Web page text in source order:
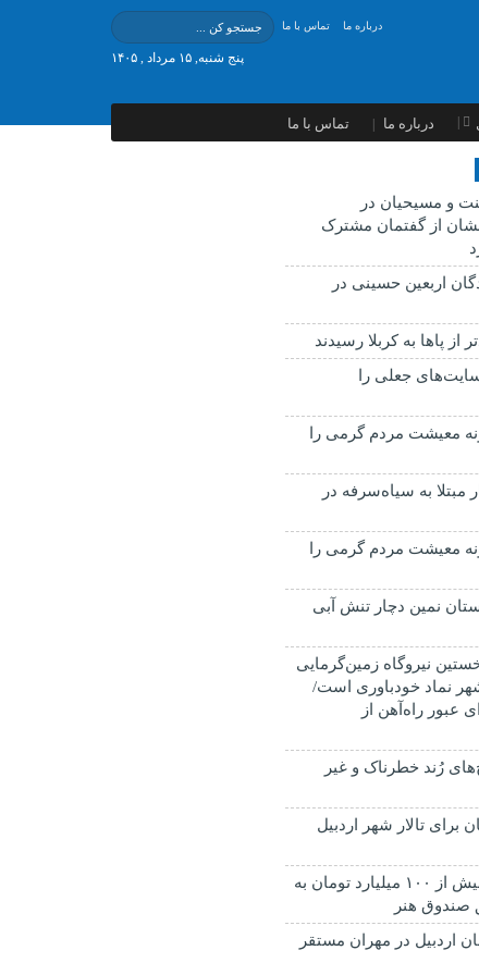
تماس با ما درباره ما
پنج شنبه, ۱۵ مرداد , ۱۴۰۵
درباره ما تماس با ما
و مسیحیان در
نشان از گفتمان مشترک
اربعین حسینی در
از پاها به کربلا رسیدند
جعلی را
معیشت مردم گرمی را
۷ بیمار مبتلا به سیاه‌سرفه در
معیشت مردم گرمی را
نمین دچار تنش آبی
نیروگاه زمین‌گرمایی
نماد خودباوری است/
عبور راه‌آهن از
رُند خطرناک و غیر
برای تالار شهر اردبیل
پرداخت ماهانه بیش از ۱۰۰ میلیارد تومان به
صندوق هنر
درمان اردبیل در مهران مستقر